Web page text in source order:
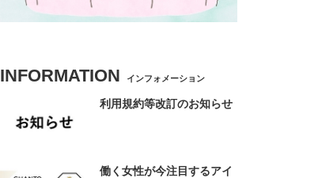
INFORMATION インフォメーション
利用規約等改訂のお知らせ
働く女性が今注目するアイ